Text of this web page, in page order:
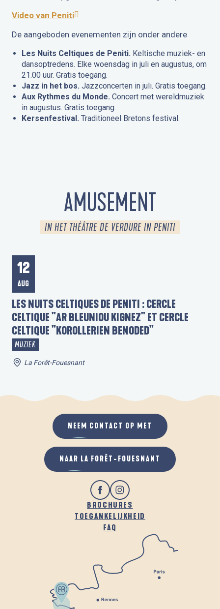
Video van Peniti
De aangeboden evenementen zijn onder andere
Les Nuits Celtiques de Peniti. Keltische muziek- en
dansoptredens. Elke woensdag in juli en augustus, om
21.00 uur. Gratis toegang.
Jazz in het bos. Jazzconcerten in juli. Gratis toegang.
Aux Rythmes du Monde. Concert met wereldmuziek
in augustus. Gratis toegang.
Kersenfestival. Traditioneel Bretons festival.
AMUSEMENT
IN HET THÉÂTRE DE VERDURE IN PENITI
12
AUG
LES NUITS CELTIQUES DE PENITI : CERCLE
CELTIQUE "AR BLEUNIOU KIGNEZ" ET CERCLE
CELTIQUE "KOROLLERIEN BENODED"
MUZIEK
La Forêt-Fouesnant
BROCHURES
TOEGANKELIJKHEID
FAQ
NEEM CONTACT OP MET
NAAR LA FORÊT-FOUESNANT